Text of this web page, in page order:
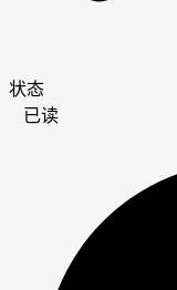
状态
已读